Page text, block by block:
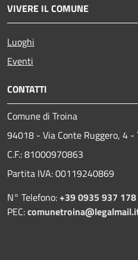
VIVERE IL COMUNE
Luoghi
Eventi
CONTATTI
Comune di Troina
94018 - Via Conte Ruggero, 4 -
C.F.: 81000970863
Partita IVA: 00119240869
N° Telefono:+39 0935 937 178
PEC: